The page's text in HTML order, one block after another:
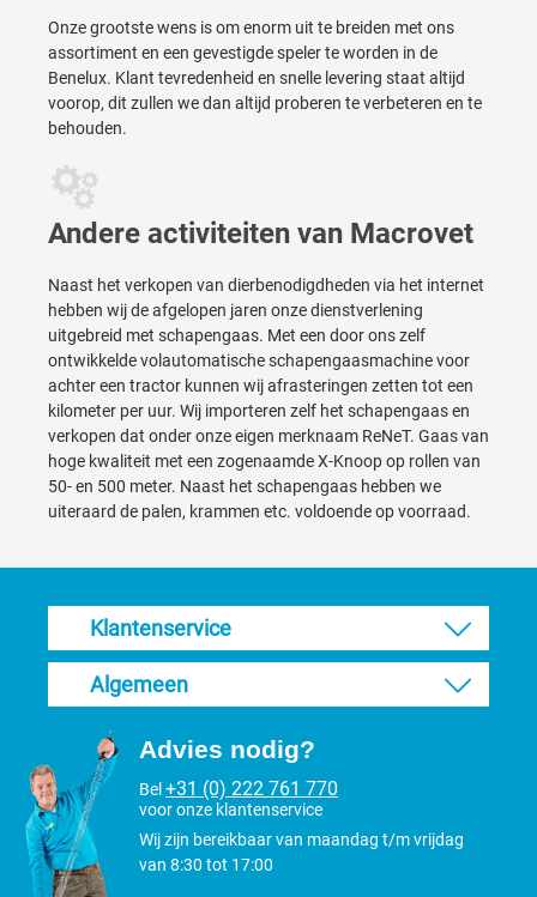
Onze grootste wens is om enorm uit te breiden met ons
assortiment en een gevestigde speler te worden in de
Benelux. Klant tevredenheid en snelle levering staat altijd
voorop, dit zullen we dan altijd proberen te verbeteren en te
behouden.
Andere activiteiten van Macrovet
Naast het verkopen van dierbenodigdheden via het internet
hebben wij de afgelopen jaren onze dienstverlening
uitgebreid met schapengaas. Met een door ons zelf
ontwikkelde volautomatische schapengaasmachine voor
achter een tractor kunnen wij afrasteringen zetten tot een
kilometer per uur. Wij importeren zelf het schapengaas en
verkopen dat onder onze eigen merknaam ReNeT. Gaas van
hoge kwaliteit met een zogenaamde X-Knoop op rollen van
50- en 500 meter. Naast het schapengaas hebben we
uiteraard de palen, krammen etc. voldoende op voorraad.
Klantenservice
Algemeen
Advies nodig?
Bel +31 (0) 222 761 770
voor onze klantenservice
Wij zijn bereikbaar van maandag t/m vrijdag
van 8:30 tot 17:00